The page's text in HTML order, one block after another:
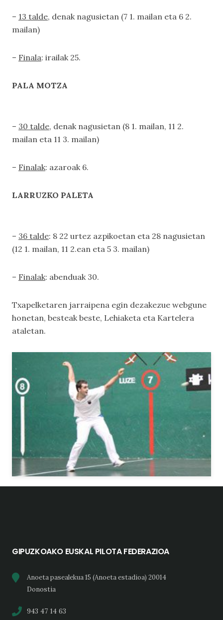
– 13 talde, denak nagusietan (7 1. mailan eta 6 2.
mailan)
– Finala: irailak 25.
PALA MOTZA
– 30 talde, denak nagusietan (8 1. mailan, 11 2.
mailan eta 11 3. mailan)
– Finalak: azaroak 6.
LARRUZKO PALETA
– 36 talde: 8 22 urtez azpikoetan eta 28 nagusietan
(12 1. mailan, 11 2.ean eta 5 3. mailan)
– Finalak: abenduak 30.
Txapelketaren jarraipena egin dezakezue webgune
honetan, besteak beste, Lehiaketa eta Kartelera
ataletan.
GIPUZKOAKO EUSKAL PILOTA FEDERAZIOA
Anoeta pasealekua 15 (Anoeta estadioa) 20014
Donostia
943 47 14 63